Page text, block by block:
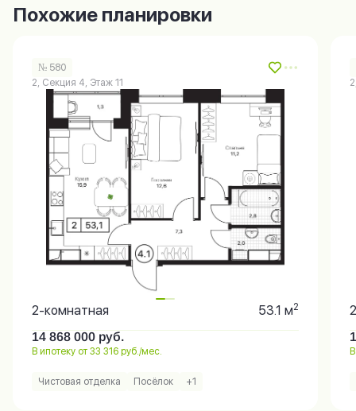
Похожие планировки
№ 580
2, Секция 4, Этаж 11
2-комнатная 53.1 м2
14 868 000 руб.
В ипотеку от 33 316 руб./мес.
Чистовая отделка Посёлок +1